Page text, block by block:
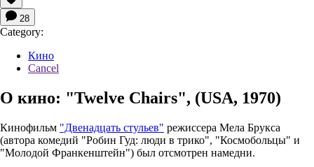
28
Category:
Кино
Cancel
О кино: "Twelve Chairs", (USA, 1970)
Кинофильм "Двенадцать стульев" режиссера Мела Брукса
(автора комедий "Робин Гуд: люди в трико", "Космобольцы" и
"Молодой Франкенштейн") был отсмотрен намедни.